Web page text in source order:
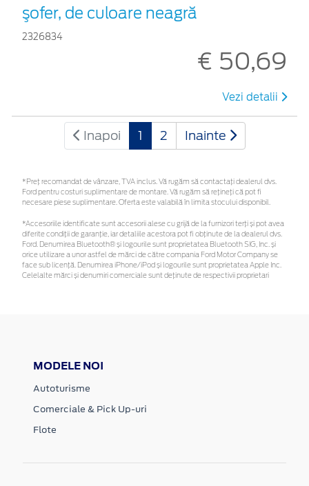
şofer, de culoare neagră
2326834
€ 50,69
Vezi detalii
Inapoi 1 2 Inainte
*Preţ recomandat de vânzare, TVA inclus. Vă rugăm să contactaţi dealerul dvs.
Ford pentru costuri suplimentare de montare. Vă rugăm să rețineți că pot fi
necesare piese suplimentare. Oferta este valabilă în limita stocului disponibil.
*Accesoriile identificate sunt accesorii alese cu grijă de la furnizori terți și pot avea
diferite condiții de garanție, iar detaliile acestora pot fi obținute de la dealerul dvs.
Ford. Denumirea Bluetooth® și logourile sunt proprietatea Bluetooth SIG, Inc. și
orice utilizare a unor astfel de mărci de către compania Ford Motor Company se
face sub licență. Denumirea iPhone/iPod și logourile sunt proprietatea Apple Inc.
Celelalte mărci și denumiri comerciale sunt deținute de respectivii proprietari
MODELE NOI
Autoturisme
Comerciale & Pick Up-uri
Flote